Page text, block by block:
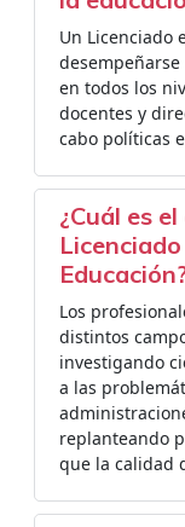
Un Licenciado
en todos los
docentes y
cabo políticas
¿Cuál es
Los
distintos
investigando
a las
replanteando
que la calidad